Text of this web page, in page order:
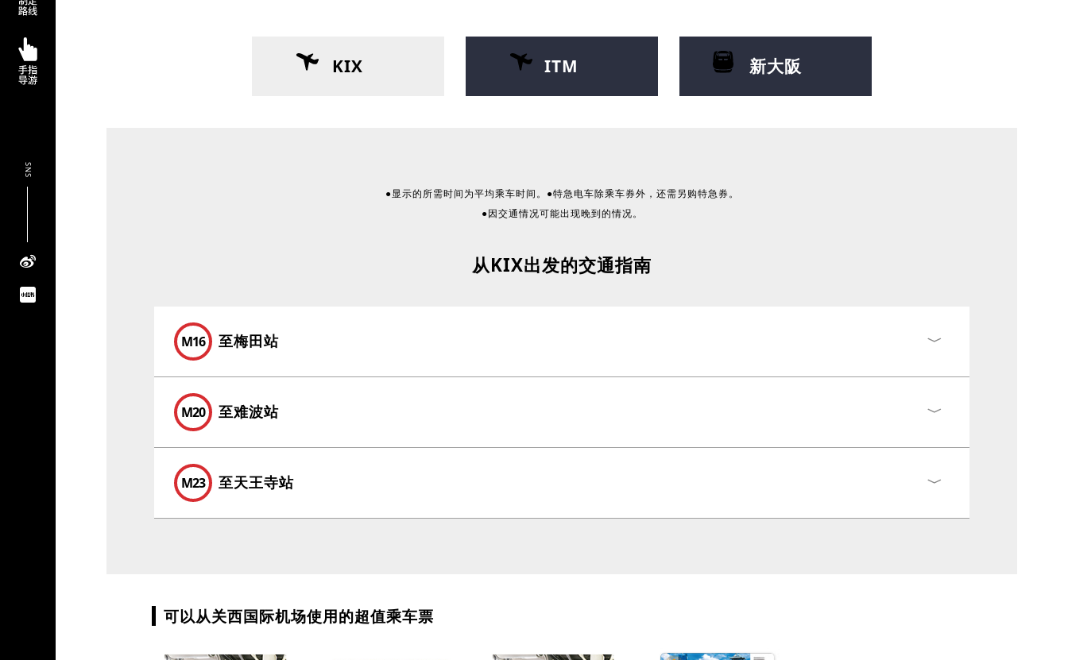
SNS
KIX ITM 新大阪
●显示的所需时间为平均乘车时间。●特急电车除乘车券外，还需另购特急券。
●因交通情况可能出现晚到的情况。
从KIX出发的交通指南
M16 至梅田站
M20 至难波站
M23 至天王寺站
可以从关西国际机场使用的超值乘车票